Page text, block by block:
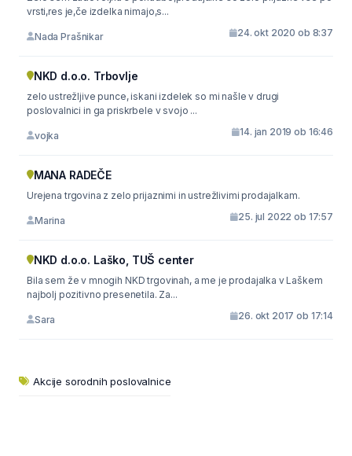
vrsti,res je,če izdelka nimajo,s...
Nada Prašnikar 24. okt 2020 ob 8:37
NKD d.o.o. Trbovlje
zelo ustrežljive punce, iskani izdelek so mi našle v drugi
poslovalnici in ga priskrbele v svojo ...
vojka 14. jan 2019 ob 16:46
MANA RADEČE
Urejena trgovina z zelo prijaznimi in ustrežlivimi prodajalkam.
Marina 25. jul 2022 ob 17:57
NKD d.o.o. Laško, TUŠ center
Bila sem že v mnogih NKD trgovinah, a me je prodajalka v Laškem
najbolj pozitivno presenetila. Za...
Sara 26. okt 2017 ob 17:14
Akcije sorodnih poslovalnice